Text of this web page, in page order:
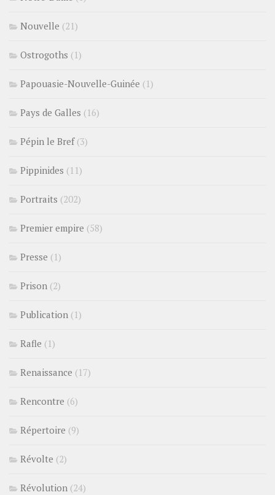
Nouvelle (21)
Ostrogoths (1)
Papouasie-Nouvelle-Guinée (1)
Pays de Galles (16)
Pépin le Bref(3)
Pippinides (11)
Portraits (202)
Premier empire (58)
Presse (1)
Prison (2)
Publication (1)
Rafle (1)
Renaissance (17)
Rencontre (6)
Répertoire (9)
Révolte (2)
Révolution (24)